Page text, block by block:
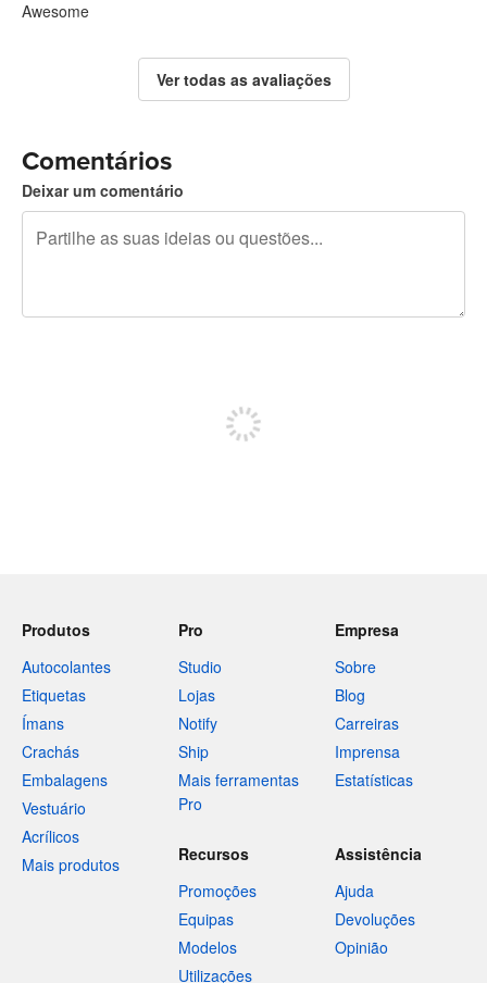
Awesome
Ver todas as avaliações
Comentários
Deixar um comentário
Produtos
Autocolantes
Etiquetas
Ímans
Crachás
Embalagens
Vestuário
Acrílicos
Mais produtos
Pro
Studio
Lojas
Notify
Ship
Mais ferramentas
Pro
Empresa
Sobre
Blog
Carreiras
Imprensa
Estatísticas
Recursos
Promoções
Equipas
Modelos
Utilizações
Assistência
Ajuda
Devoluções
Opinião